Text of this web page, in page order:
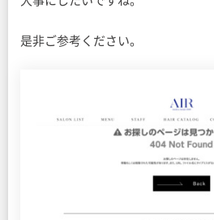
是非ご参考ください。